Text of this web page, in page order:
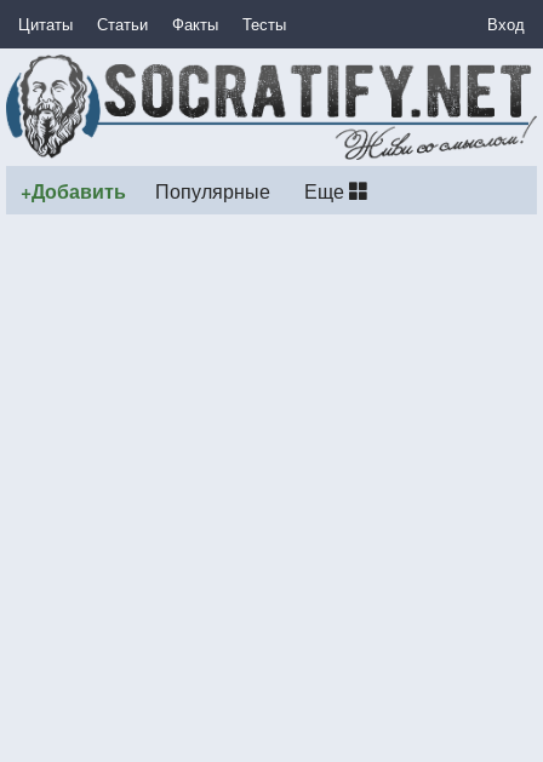
Цитаты Статьи Факты Тесты Вход
+Добавить Популярные Еще